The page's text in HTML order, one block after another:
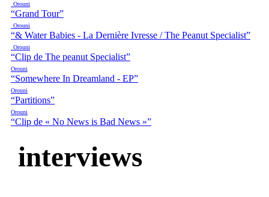
Orouni
“Grand Tour”
Orouni
“& Water Babies - La Dernière Ivresse / The Peanut Specialist”
Orouni
“Clip de The peanut Specialist”
Orouni
“Somewhere In Dreamland - EP”
Orouni
“Partitions”
Orouni
“Clip de « No News is Bad News »”
interviews